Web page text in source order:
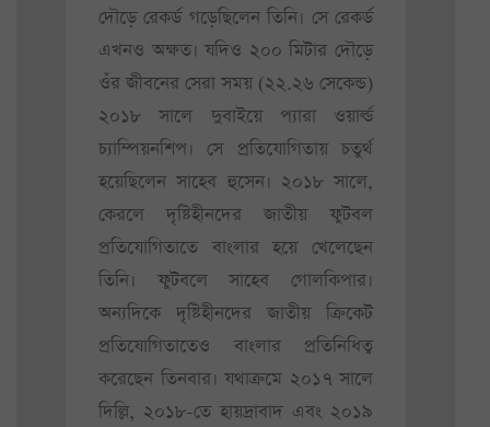
দৌড়ে রেকর্ড গড়েছিলেন তিনি। সে রেকর্ড
এখনও অক্ষত। যদিও ২০০ মিটার দৌড়ে
ওঁর জীবনের সেরা সময় (‌২২.‌২৬ সেকেন্ড)‌
২০১৮ সালে দুবাইয়ে প্যারা ওয়ার্ল্ড
চ্যাম্পিয়নশিপ। সে প্রতিযোগিতায় চতুর্থ
হয়েছিলেন সাহেব হুসেন। ২০১৮ সালে,
কেরলে দৃষ্টিহীনদের জাতীয় ফুটবল
প্রতিযোগিতাতে বাংলার হয়ে খেলেছেন
তিনি। ফুটবলে সাহেব গোলকিপার।
অন্যদিকে দৃষ্টিহীনদের জাতীয় ক্রিকেট
প্রতিযোগিতাতেও বাংলার প্রতিনিধিত্ব
করেছেন তিনবার। যথাক্রমে ২০১৭ সালে
‌দিল্লি, ২০১৮-তে হায়দ্রাবাদ এবং ২০১৯